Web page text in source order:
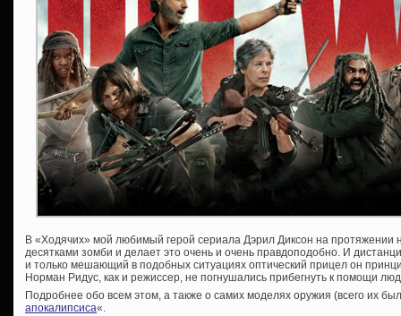
В «Ходячих» мой любимый герой сериала Дэрил Диксон на протяжении
десятками зомби и делает это очень и очень правдоподобно. И
и только мешающий в подобных ситуациях оптический прицел он
Норман Ридус, как и режиссер, не погнушались прибегнуть к помощи
Подробнее обо всем этом, а также о самих моделях оружия (всего их
апокалипсиса«.